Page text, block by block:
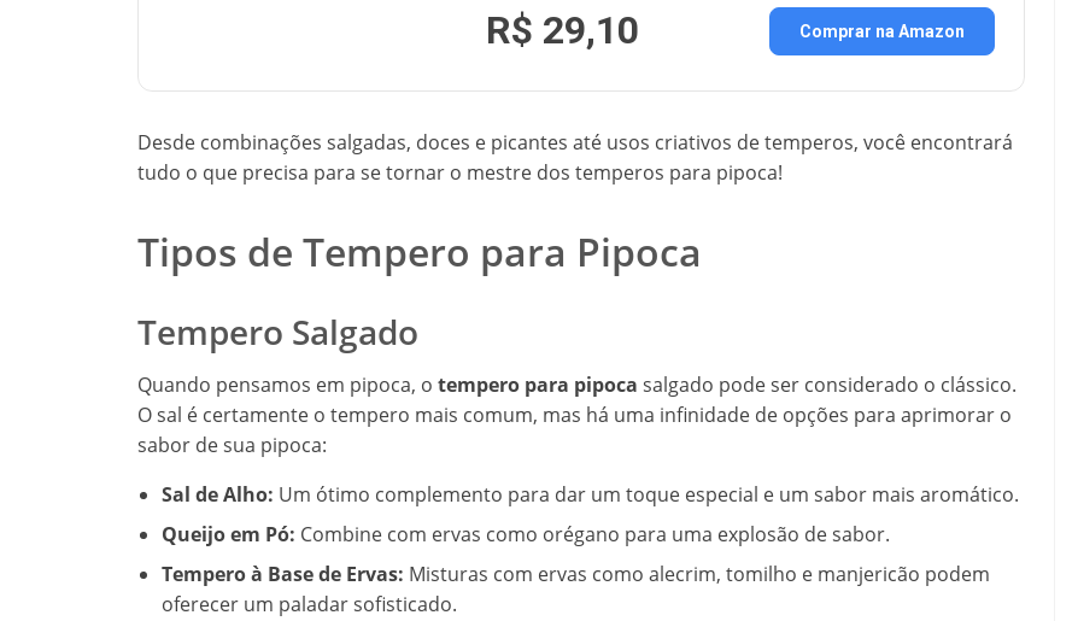
R$ 29,10 Comprar na Amazon
Desde combinações salgadas, doces e picantes até usos criativos de temperos, você encontrará
tudo o que precisa para se tornar o mestre dos temperos para pipoca!
Tipos de Tempero para Pipoca
Tempero Salgado
Quando pensamos em pipoca, o tempero para pipoca salgado pode ser considerado o clássico.
O sal é certamente o tempero mais comum, mas há uma infinidade de opções para aprimorar o
sabor de sua pipoca:
Sal de Alho: Um ótimo complemento para dar um toque especial e um sabor mais aromático.
Queijo em Pó: Combine com ervas como orégano para uma explosão de sabor.
Tempero à Base de Ervas: Misturas com ervas como alecrim, tomilho e manjericão podem
oferecer um paladar sofisticado.